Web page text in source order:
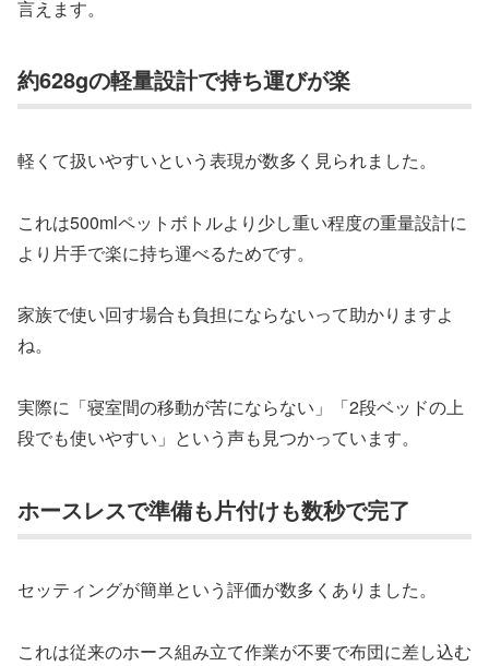
言えます。
約628gの軽量設計で持ち運びが楽
軽くて扱いやすいという表現が数多く見られました。
これは500mlペットボトルより少し重い程度の重量設計に
より片手で楽に持ち運べるためです。
家族で使い回す場合も負担にならないって助かりますよ
ね。
実際に「寝室間の移動が苦にならない」「2段ベッドの上
段でも使いやすい」という声も見つかっています。
ホースレスで準備も片付けも数秒で完了
セッティングが簡単という評価が数多くありました。
これは従来のホース組み立て作業が不要で布団に差し込む